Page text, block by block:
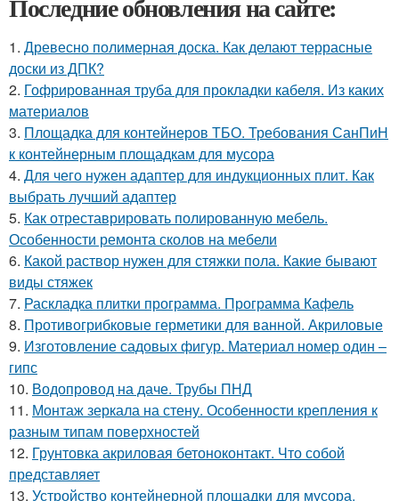
Последние обновления на сайте:
1. Древесно полимерная доска. Как делают террасные
доски из ДПК?
2. Гофрированная труба для прокладки кабеля. Из каких
материалов
3. Площадка для контейнеров ТБО. Требования СанПиН
к контейнерным площадкам для мусора
4. Для чего нужен адаптер для индукционных плит. Как
выбрать лучший адаптер
5. Как отреставрировать полированную мебель.
Особенности ремонта сколов на мебели
6. Какой раствор нужен для стяжки пола. Какие бывают
виды стяжек
7. Раскладка плитки программа. Программа Кафель
8. Противогрибковые герметики для ванной. Акриловые
9. Изготовление садовых фигур. Материал номер один –
гипс
10. Водопровод на даче. Трубы ПНД
11. Монтаж зеркала на стену. Особенности крепления к
разным типам поверхностей
12. Грунтовка акриловая бетоноконтакт. Что собой
представляет
13. Устройство контейнерной площадки для мусора.